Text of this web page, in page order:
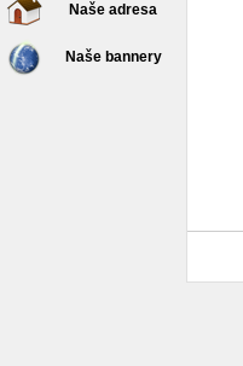
Naše adresa
Naše bannery